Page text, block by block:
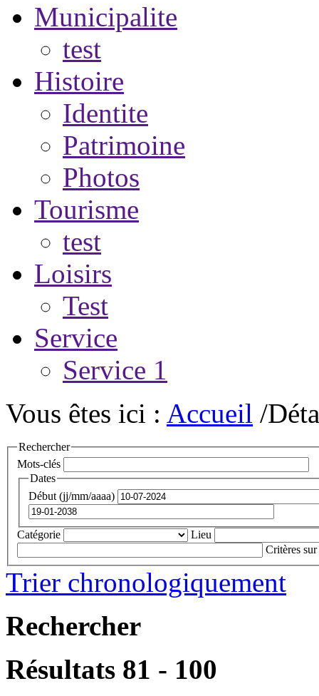
Municipalite
test
Histoire
Identite
Patrimoine
Photos
Tourisme
test
Loisirs
Test
Service
Service 1
Vous êtes ici : Accueil /
Rechercher
Mots-clés
Dates
Début (jj/mm/aaaa)
Catégorie
Lieu
Critères sur
Trier chronologiquement
Rechercher
Résultats 81 - 100